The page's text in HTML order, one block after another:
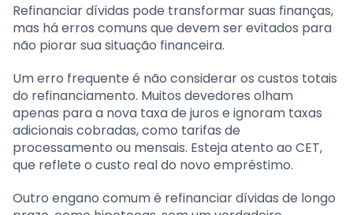
Refinanciar dívidas pode transformar suas finanças,
mas há erros comuns que devem ser evitados para
não piorar sua situação financeira.
Um erro frequente é não considerar os custos totais
do refinanciamento. Muitos devedores olham
apenas para a nova taxa de juros e ignoram taxas
adicionais cobradas, como tarifas de
processamento ou mensais. Esteja atento ao CET,
que reflete o custo real do novo empréstimo.
Outro engano comum é refinanciar dívidas de longo